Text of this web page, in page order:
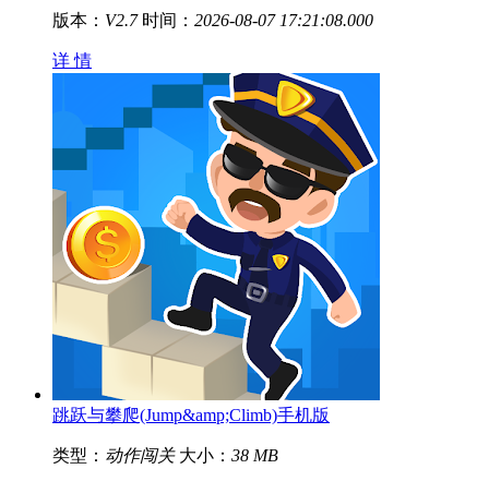
版本： V2.7 时间： 2026-08-07 17:21:08.000
详 情
跳跃与攀爬(Jump&amp;Climb)手机版
类型： 动作闯关 大小： 38 MB